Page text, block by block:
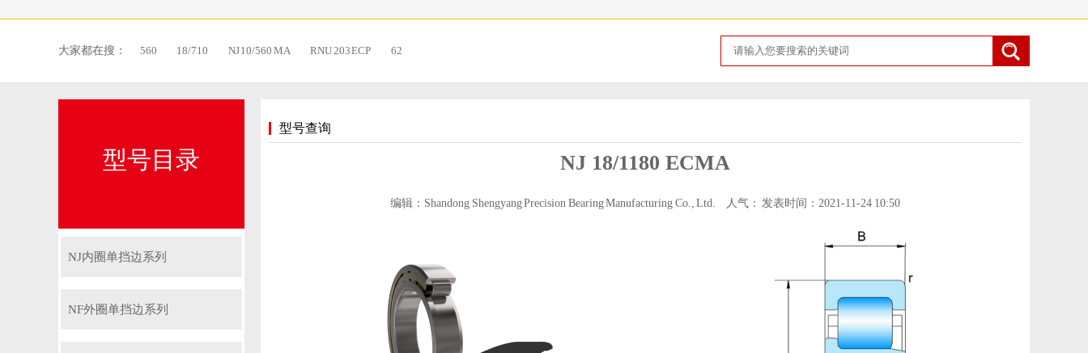
大家都在搜： 560 18/710 NJ 10/560 MA RNU 203 ECP 62
型号目录
NJ内圈单挡边系列
NF外圈单挡边系列
型号查询
NJ 18/1180 ECMA
编辑：Shandong Shengyang Precision Bearing Manufacturing Co., Ltd. 人气： 发表时间：2021-11-24 10:50